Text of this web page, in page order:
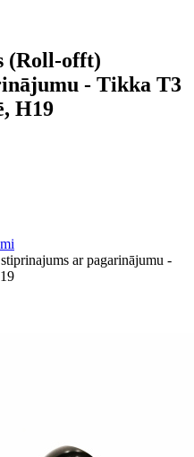
(Roll-offt)
- Tikka T3
H19
ar pagarinājumu -